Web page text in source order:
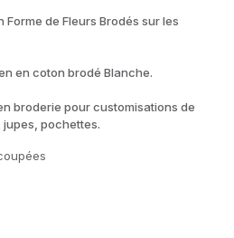
Forme de Fleurs Brodés sur les
en coton brodé Blanche.
broderie pour customisations de
pochettes.